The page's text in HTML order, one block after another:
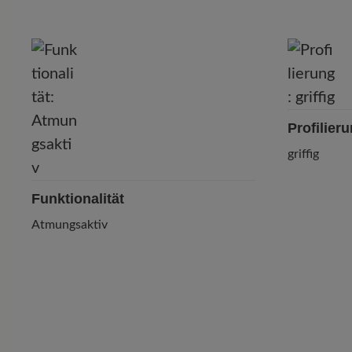
Funktionalität
Atmungsaktiv
griffig